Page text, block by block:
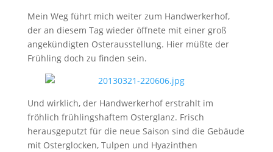
Mein Weg führt mich weiter zum Handwerkerhof,
der an diesem Tag wieder öffnete mit einer groß
angekündigten Osterausstellung. Hier müßte der
Frühling doch zu finden sein.
Und wirklich, der Handwerkerhof erstrahlt im
fröhlich frühlingshaftem Osterglanz. Frisch
herausgeputzt für die neue Saison sind die Gebäude
mit Osterglocken, Tulpen und Hyazinthen